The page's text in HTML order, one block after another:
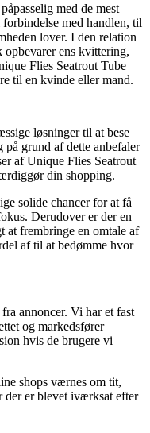
med de mest
med handlen, til
lover. I den relation
ens kvittering,
Flies Seatrout Tube
til en kvinde eller mand.
løsninger til at bese
grund af dette anbefaler
af Unique Flies Seatrout
din shopping.
solide chancer for at få
Derudover er der en
at frembringe en omtale af
af til at bedømme hvor
annoncer. Vi har et fast
og markedsfører
hvis de brugere vi
shops værnes om tit,
der er blevet iværksat efter